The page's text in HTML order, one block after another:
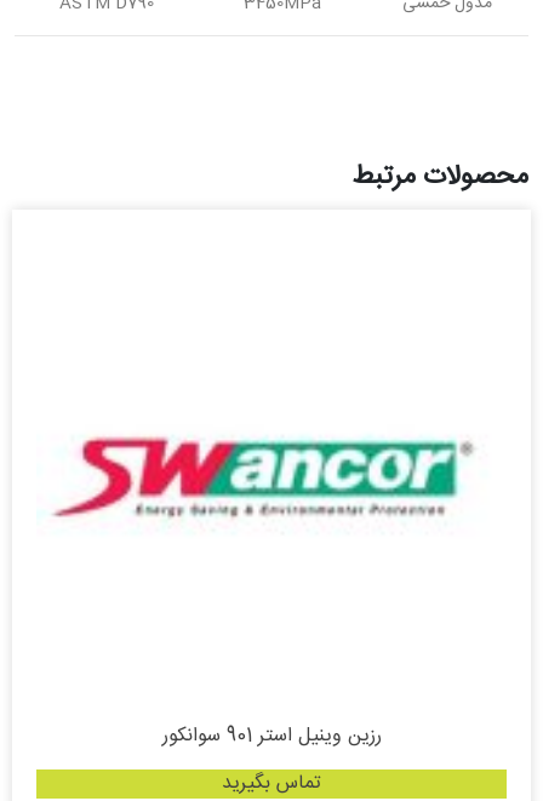
محصولات مرتبط
رزین وینیل استر 901 سوانکور
تماس بگیرید